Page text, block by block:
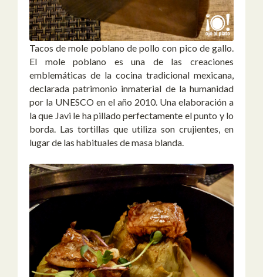
Tacos de mole poblano de pollo con pico de gallo.
El mole poblano es una de las creaciones
emblemáticas de la cocina tradicional mexicana,
declarada patrimonio inmaterial de la humanidad
por la UNESCO en el año 2010. Una elaboración a
la que Javi le ha pillado perfectamente el punto y lo
borda. Las tortillas que utiliza son crujientes, en
lugar de las habituales de masa blanda.